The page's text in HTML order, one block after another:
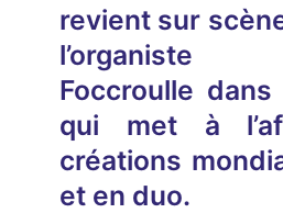
revient sur
l’organiste
Foccroulle
qui met à
créations
et en duo.